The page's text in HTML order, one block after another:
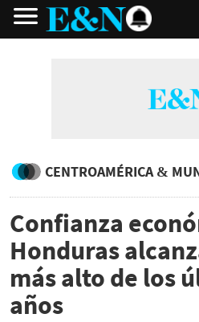
CENTROAMÉRICA &
Confianza
Honduras
más alto de los
años